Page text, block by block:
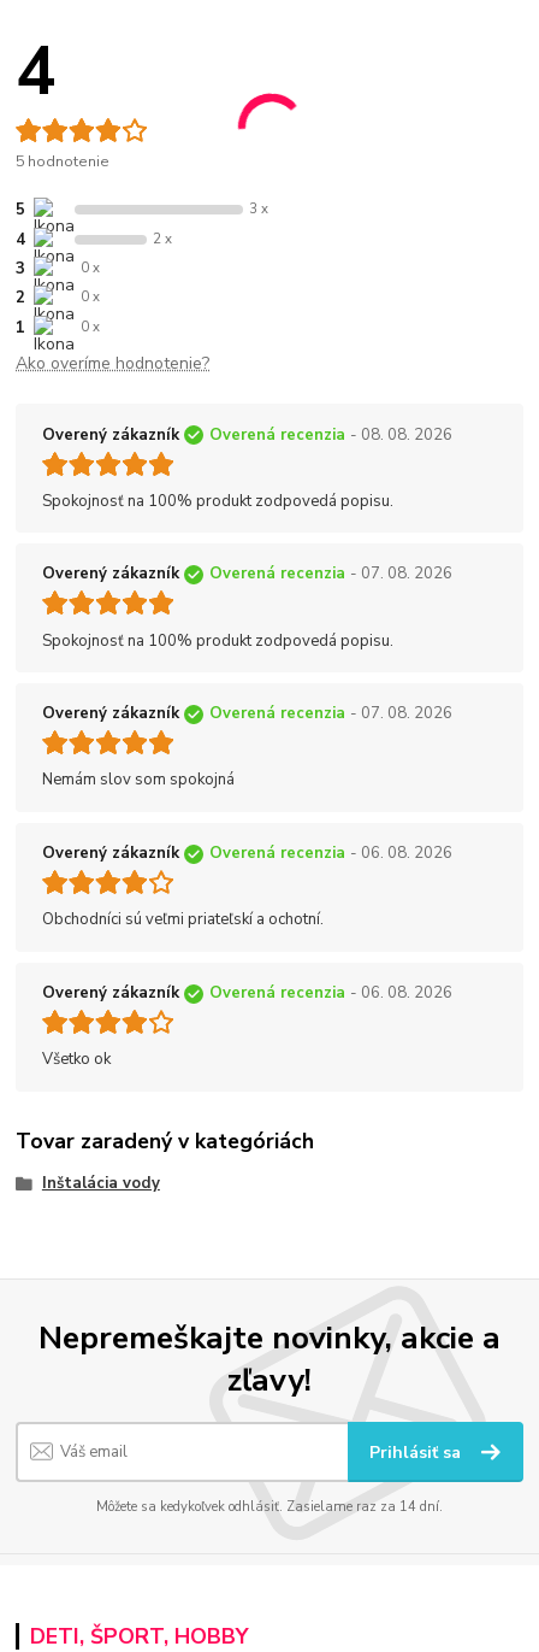
4
5 hodnotenie
5 3 x
4 2 x
3 0 x
2 0 x
1 0 x
Ako overíme hodnotenie?
Overený zákazník Overená recenzia - 08. 08. 2026
Spokojnosť na 100% produkt zodpovedá popisu.
Overený zákazník Overená recenzia - 07. 08. 2026
Spokojnosť na 100% produkt zodpovedá popisu.
Overený zákazník Overená recenzia - 07. 08. 2026
Nemám slov som spokojná
Overený zákazník Overená recenzia - 06. 08. 2026
Obchodníci sú veľmi priateľskí a ochotní.
Overený zákazník Overená recenzia - 06. 08. 2026
Všetko ok
Tovar zaradený v kategóriách
Inštalácia vody
Nepremeškajte novinky, akcie a
zľavy!
Prihlásiť sa
Môžete sa kedykoľvek odhlásiť. Zasielame raz za 14 dní.
DETI, ŠPORT, HOBBY